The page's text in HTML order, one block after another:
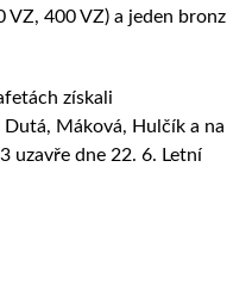
400 VZ) a jeden bronz
získali
Máková, Hulčík a na
uzavře dne 22. 6. Letní